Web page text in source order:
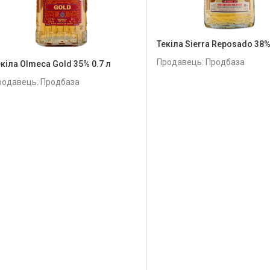
Olmeca Gold 35% 0.7 л
Продбаза
Текіла Sierra Reposado
Продавець: Продбаза